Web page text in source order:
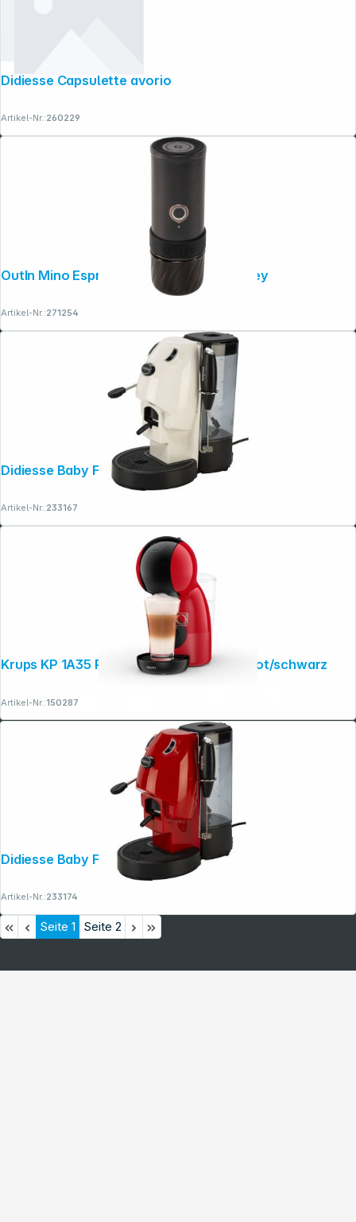
Didiesse Capsulette avorio
Artikel-Nr.:260229
OutIn Mino Espressomaschine Space Grey
Artikel-Nr.:271254
Didiesse Baby Frog Coffee & Tea bianco
Artikel-Nr.:233167
Krups KP 1A35 Piccolo XS Dolce Gusto rot/schwarz
Artikel-Nr.:150287
Didiesse Baby Frog Coffee & Tea rosso
Artikel-Nr.:233174
Seite 1 Seite 2